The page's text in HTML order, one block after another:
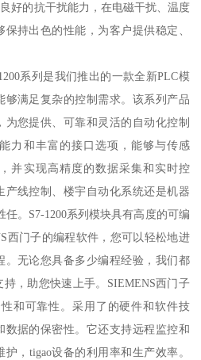
好的抗干扰能力，在电磁干扰、温度
持出色的性能，为客户提供稳定、
系列是我们推出的一款全新PLC模
够满足复杂的控制需求。该系列产品
您提供、可靠和灵活的自动化控制
力和丰富的接口选项，能够与传感
并实现高精度的数据采集和实时控
产线控制、楼宇自动化系统还是机器
任。S7-1200系列模块具有高度的可编
西门子的编程软件，您可以轻松地进
。无论您具备多少编程经验，我们都
，助您快速上手。SIEMENS西门子
和可靠性。采用了的硬件和软件技
数据的保密性。它还支持远程监控和
，tigao设备的利用率和生产效率。